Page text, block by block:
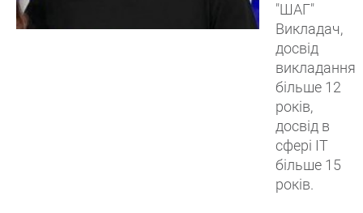
"ШАГ"
Викладач,
досвід
викладання
більше 12
років,
досвід в
сфері ІТ
більше 15
років.